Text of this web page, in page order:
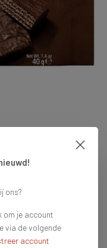
vandaag verzonden
winkelwagen
ons?
om je account
via de volgende
account